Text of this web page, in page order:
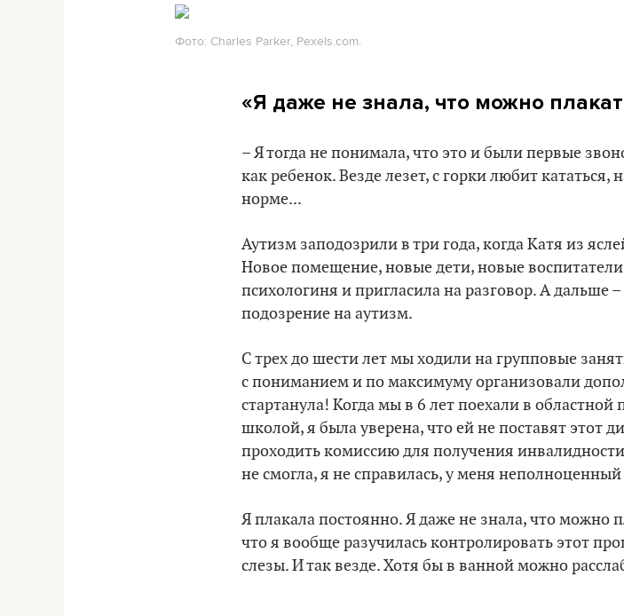
Фото: Charles Parker, Pexels.com.
«Я даже не знала, что можно
– Я тогда не понимала, что это и были первые
как ребенок. Везде лезет, с горки любит кататься,
норме...
Аутизм заподозрили в три года, когда Катя из
Новое помещение, новые дети, новые
психологиня и пригласила на разговор. А дальше
подозрение на аутизм.
С трех до шести лет мы ходили на групповые
с пониманием и по максимуму организовали
стартанула! Когда мы в 6 лет поехали в областной
школой, я была уверена, что ей не поставят этот
проходить комиссию для получения
не смогла, я не справилась, у меня
Я плакала постоянно. Я даже не знала, что можно
что я вообще разучилась контролировать этот
слезы. И так везде. Хотя бы в ванной можно